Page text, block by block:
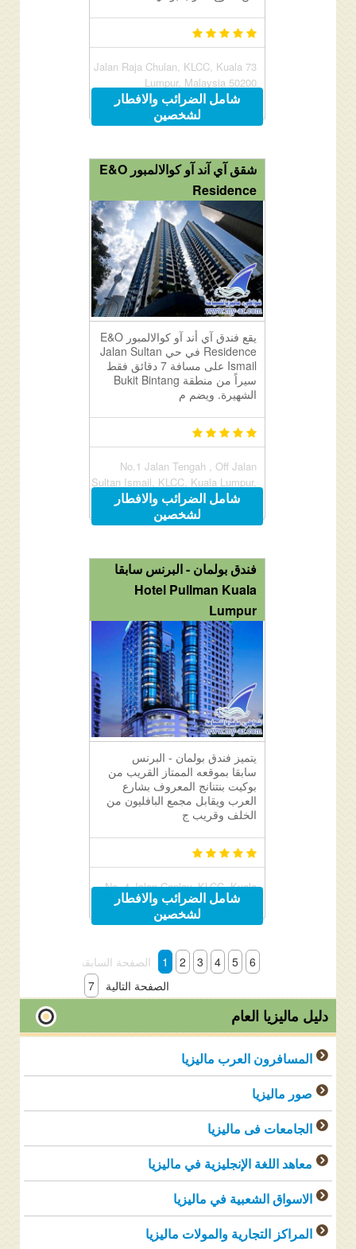
73 Jalan Raja Chulan, KLCC, Kuala
Lumpur, Malaysia 50200
شامل الضرائب والافطار
لشخصين
شقق آي آند آو كوالالمبور E&O
Residence
يقع فندق آي أند آو كوالالمبور E&O
Residence في حي Jalan Sultan
Ismail على مسافة 7 دقائق فقط
سيراً من منطقة Bukit Bintang
الشهيرة. ويضم م
No.1 Jalan Tengah , Off Jalan
Sultan Ismail, KLCC, Kuala Lumpur,
Malaysia 50450
شامل الضرائب والافطار
لشخصين
فندق بولمان - البرنس سابقا
Hotel Pullman Kuala
Lumpur
يتميز فندق بولمان - البرنس
سابقا بموقعه الممتاز القريب من
بوكيت بنتنانج المعروف بشارع
العرب ويقابل مجمع البافليون من
الخلف وقريب ج
No. 4 Jalan Conlay, KLCC, Kuala
Lumpur, Malaysia 50450
شامل الضرائب والافطار
لشخصين
الصفحة السابقة 1 2 3 4 5
6
7
الصفحة التالية
دليل ماليزيا العام
المسافرون العرب ماليزيا
صور ماليزيا
الجامعات فى ماليزيا
معاهد اللغة الإنجليزية في ماليزيا
الاسواق الشعبية في ماليزيا
المراكز التجارية والمولات ماليزيا